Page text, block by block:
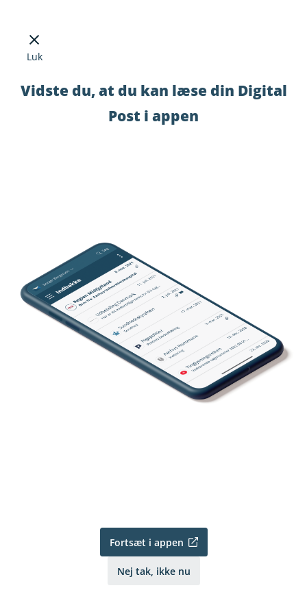
Luk
Vidste du, at du kan læse din Digital
Post i appen
Fortsæt i appen
Nej tak, ikke nu